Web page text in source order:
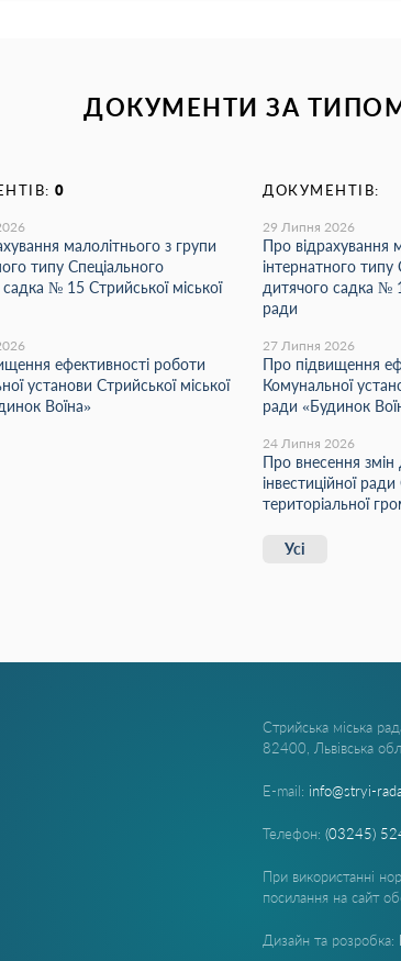
ДОКУМЕНТИ ЗА
0
малолітнього з групи
типу Спеціального
№ 15 Стрийської міської
ефективності роботи
установи Стрийської міської
Воїна»
ДОКУМЕНТІВ:
29 Липня 2026
Про відрахування
інтернатного типу
дитячого садка №
ради
27 Липня 2026
Про підвищення
Комунальної
ради «Будинок
24 Липня 2026
Про внесення змін
інвестиційної
територіальної
Усі
Стрийська міська
82400, Львівська
E-mail: info@stryi-
Телефон: (03245)
При використанні
посилання на сайт
Дизайн та розробка: